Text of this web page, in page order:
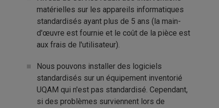
matérielles sur les appareils informatiques
standardisés ayant plus de 5 ans (la main-
d'œuvre est fournie et le coût de la pièce est
aux frais de l'utilisateur).
Nous pouvons installer des logiciels
standardisés sur un équipement inventorié
UQAM qui n'est pas standardisé. Cependant,
si des problèmes surviennent lors de